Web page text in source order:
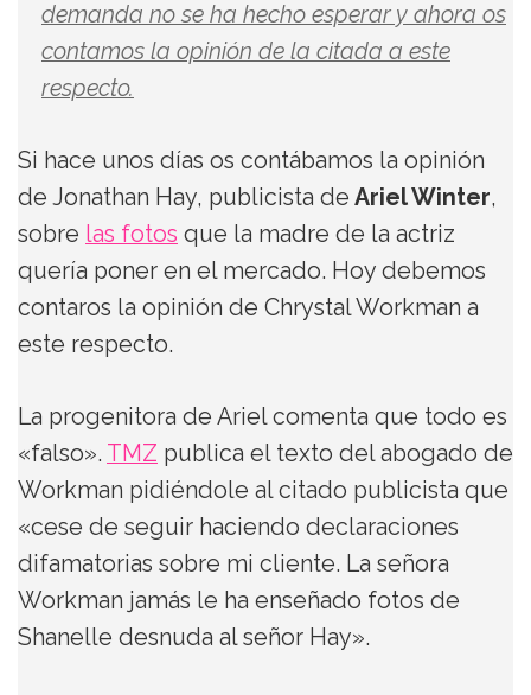
demanda no se ha hecho esperar y ahora os
contamos la opinión de la citada a este
respecto.
Si hace unos días os contábamos la opinión
de Jonathan Hay, publicista de Ariel Winter,
sobre las fotos que la madre de la actriz
quería poner en el mercado. Hoy debemos
contaros la opinión de Chrystal Workman a
este respecto.
La progenitora de Ariel comenta que todo es
«falso». TMZ publica el texto del abogado de
Workman pidiéndole al citado publicista que
«cese de seguir haciendo declaraciones
difamatorias sobre mi cliente. La señora
Workman jamás le ha enseñado fotos de
Shanelle desnuda al señor Hay».